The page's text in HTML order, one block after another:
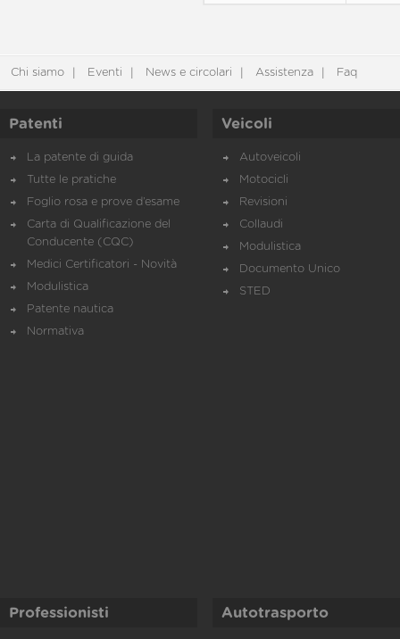
Chi siamo Eventi News e circolari Assistenza Faq
Patenti
La patente di guida
Tutte le pratiche
Foglio rosa e prove d’esame
Carta di Qualificazione del
Conducente (CQC)
Medici Certificatori - Novità
Modulistica
Patente nautica
Normativa
Veicoli
Autoveicoli
Motocicli
Revisioni
Collaudi
Modulistica
Documento Unico
STED
Professionisti Autotrasporto